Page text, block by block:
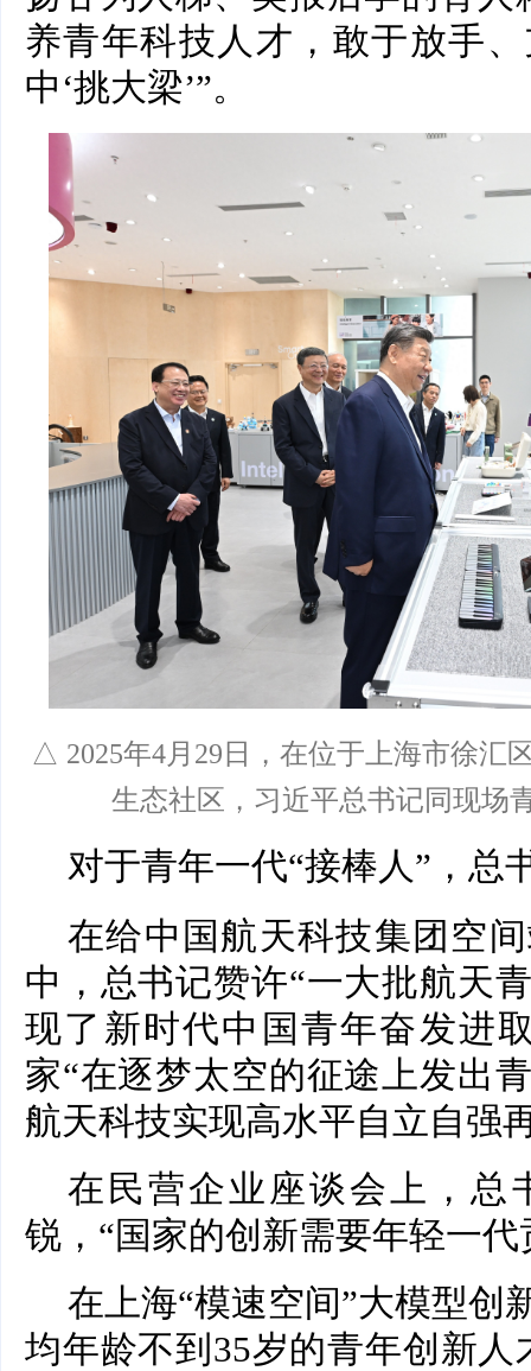
养青年科技人才，敢于放手
中‘挑大梁’”。
△ 2025年4月29日，在位于上海市徐汇
生态社区，习近平总书记同现场
对于青年一代“接棒人”，总
在给中国航天科技集团空
中，总书记赞许“一大批航天
现了新时代中国青年奋发进
家“在逐梦太空的征途上发出
航天科技实现高水平自立自强
在民营企业座谈会上，总
锐，“国家的创新需要年轻一代
在上海“模速空间”大模型创
均年龄不到35岁的青年创新